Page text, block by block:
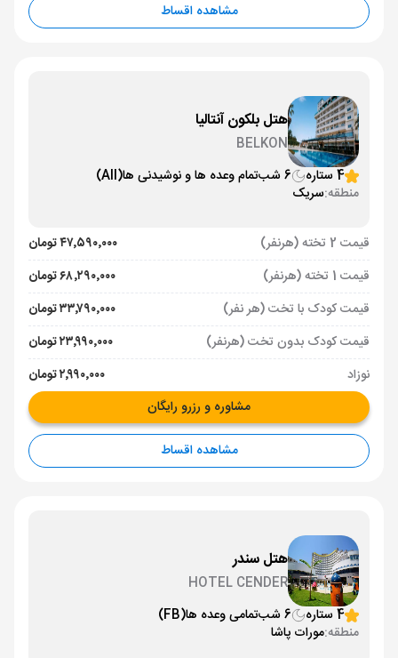
مشاهده اقساط
هتل بلکون آنتالیا
BELKON
4 ستاره
6 شب تمام وعده ها و نوشیدنی ها(All)
منطقه:سریک
قیمت 2 تخته (هرنفر)
۴۷٬۵۹۰٬۰۰۰ تومان
قیمت 1 تخته (هرنفر)
۶۸٬۲۹۰٬۰۰۰ تومان
قیمت کودک با تخت (هر نفر)
۳۳٬۷۹۰٬۰۰۰ تومان
قیمت کودک بدون تخت (هرنفر)
۲۳٬۹۹۰٬۰۰۰ تومان
نوزاد
۲٬۹۹۰٬۰۰۰ تومان
مشاوره و رزرو رایگان
مشاهده اقساط
هتل سندر
HOTEL CENDER
4 ستاره
6 شب تمامی وعده ها(FB)
منطقه:مورات پاشا